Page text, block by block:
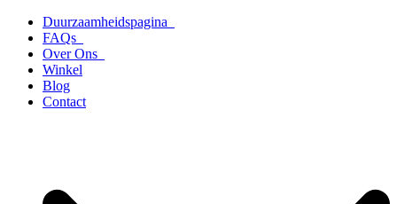
naar
inhoud
Duurzaamheidspagina
FAQs
Over Ons
Winkel
Blog
Contact